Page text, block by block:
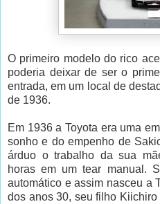
O primeiro modelo do rico
poderia deixar de ser o
entrada, em um local de
de 1936.
Em 1936 a Toyota era uma
sonho e do empenho de
árduo o trabalho da sua
horas em um tear manual.
automático e assim nasceu a
dos anos 30, seu filho